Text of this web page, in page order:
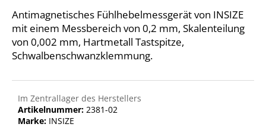
Antimagnetisches Fühlhebelmessgerät von INSIZE
mit einem Messbereich von 0,2 mm, Skalenteilung
von 0,002 mm, Hartmetall Tastspitze,
Schwalbenschwanzklemmung.
Im Zentrallager des Herstellers
Artikelnummer: 2381-02
Marke: INSIZE
e
m
p
f
e
h
e
n